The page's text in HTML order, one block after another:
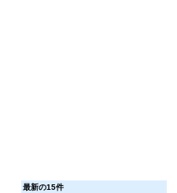
最新の15件